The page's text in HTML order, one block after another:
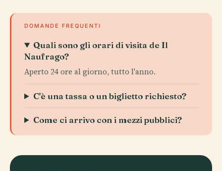
DOMANDE FREQUENTI
Quali sono gli orari di visita de Il
Naufrago?
Aperto 24 ore al giorno, tutto l'anno.
C'è una tassa o un biglietto richiesto?
Come ci arrivo con i mezzi pubblici?